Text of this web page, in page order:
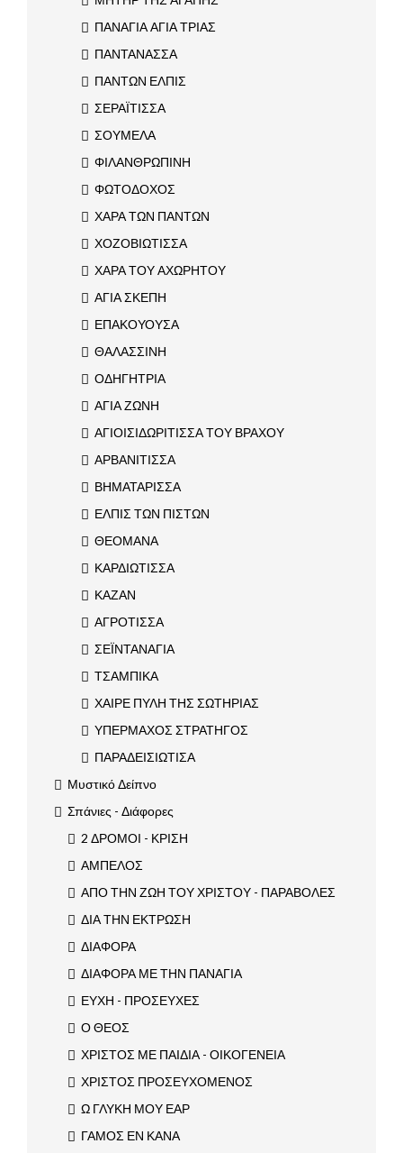
ΠΑΝΑΓΙΑ ΑΓΙΑ ΤΡΙΑΣ
ΠΑΝΤΑΝΑΣΣΑ
ΠΑΝΤΩΝ ΕΛΠΙΣ
ΣΕΡΑΪΤΙΣΣΑ
ΣΟΥΜΕΛΑ
ΦΙΛΑΝΘΡΩΠΙΝΗ
ΦΩΤΟΔΟΧΟΣ
ΧΑΡΑ ΤΩΝ ΠΑΝΤΩΝ
ΧΟΖΟΒΙΩΤΙΣΣΑ
ΧΑΡΑ ΤΟΥ ΑΧΩΡΗΤΟΥ
ΑΓΙΑ ΣΚΕΠΗ
ΕΠΑΚΟΥΟΥΣΑ
ΘΑΛΑΣΣΙΝΗ
ΟΔΗΓΗΤΡΙΑ
ΑΓΙΑ ΖΩΝΗ
ΑΓΙΟΙΣΙΔΩΡΙΤΙΣΣΑ ΤΟΥ ΒΡΑΧΟΥ
ΑΡΒΑΝΙΤΙΣΣΑ
ΒΗΜΑΤΑΡΙΣΣΑ
ΕΛΠΙΣ ΤΩΝ ΠΙΣΤΩΝ
ΘΕΟΜΑΝΑ
ΚΑΡΔΙΩΤΙΣΣΑ
ΚΑΖΑΝ
ΑΓΡΟΤΙΣΣΑ
ΣΕΪΝΤΑΝΑΓΙΑ
ΤΣΑΜΠΙΚΑ
ΧΑΙΡΕ ΠΥΛΗ ΤΗΣ ΣΩΤΗΡΙΑΣ
ΥΠΕΡΜΑΧΟΣ ΣΤΡΑΤΗΓΟΣ
ΠΑΡΑΔΕΙΣΙΩΤΙΣΑ
Μυστικό Δείπνο
Σπάνιες - Διάφορες
2 ΔΡΟΜΟΙ - ΚΡΙΣΗ
ΑΜΠΕΛΟΣ
ΑΠΟ ΤΗΝ ΖΩΗ ΤΟΥ ΧΡΙΣΤΟΥ - ΠΑΡΑΒΟΛΕΣ
ΔΙΑ ΤΗΝ ΕΚΤΡΩΣΗ
ΔΙΑΦΟΡΑ
ΔΙΑΦΟΡΑ ΜΕ ΤΗΝ ΠΑΝΑΓΙΑ
ΕΥΧΗ - ΠΡΟΣΕΥΧΕΣ
Ο ΘΕΟΣ
ΧΡΙΣΤΟΣ ΜΕ ΠΑΙΔΙΑ - ΟΙΚΟΓΕΝΕΙΑ
ΧΡΙΣΤΟΣ ΠΡΟΣΕΥΧΟΜΕΝΟΣ
Ω ΓΛΥΚΗ ΜΟΥ ΕΑΡ
ΓΑΜΟΣ ΕΝ ΚΑΝΑ